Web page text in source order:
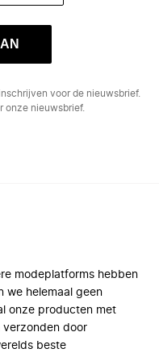
voor de nieuwsbrief.
onze nieuwsbrief.
modeplatforms hebben
we helemaal geen
onze producten met
verzonden door
beste